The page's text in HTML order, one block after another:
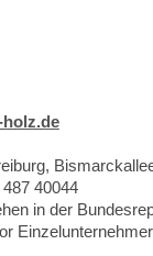
40044
in der